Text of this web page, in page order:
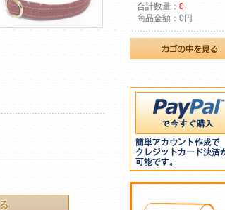
合計数量： 0
商品金額： 0円